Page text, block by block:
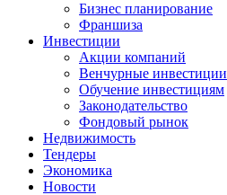
Бизнес планирование
Франшиза
Инвестиции
Акции компаний
Венчурные инвестиции
Обучение инвестициям
Законодательство
Фондовый рынок
Недвижимость
Тендеры
Экономика
Новости